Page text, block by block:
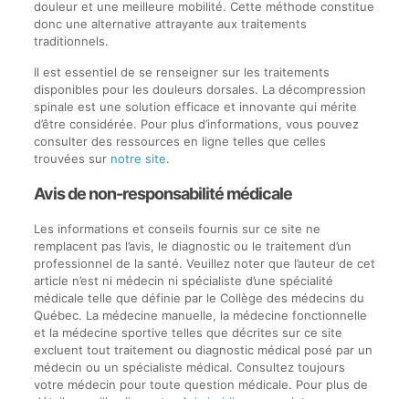
douleur et une meilleure mobilité. Cette méthode constitue
donc une alternative attrayante aux traitements
traditionnels.
Il est essentiel de se renseigner sur les traitements
disponibles pour les douleurs dorsales. La décompression
spinale est une solution efficace et innovante qui mérite
d’être considérée. Pour plus d’informations, vous pouvez
consulter des ressources en ligne telles que celles
trouvées sur notre site.
Avis de non-responsabilité médicale
Les informations et conseils fournis sur ce site ne
remplacent pas l’avis, le diagnostic ou le traitement d’un
professionnel de la santé. Veuillez noter que l’auteur de cet
article n’est ni médecin ni spécialiste d’une spécialité
médicale telle que définie par le Collège des médecins du
Québec. La médecine manuelle, la médecine fonctionnelle
et la médecine sportive telles que décrites sur ce site
excluent tout traitement ou diagnostic médical posé par un
médecin ou un spécialiste médical. Consultez toujours
votre médecin pour toute question médicale. Pour plus de